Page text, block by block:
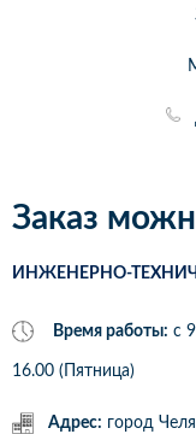
Заказ
ИНЖЕНЕРНО-
Время работы: с
16.00 (Пятница)
Адрес: город